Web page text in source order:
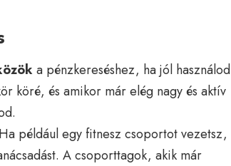
a pénzkereséshez, ha jól használod
köré, és amikor már elég nagy és aktív
például egy fitnesz csoportot vezetsz,
A csoporttagok, akik már